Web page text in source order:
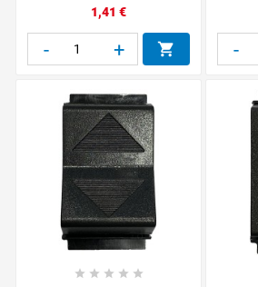
1,41 €Prezzo
- +  -
    